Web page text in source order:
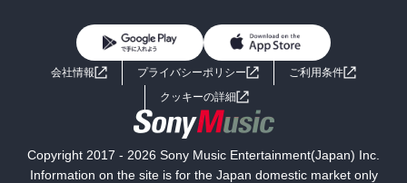
ライトノベル 男子向けラノベ
小説
海外小説
ミステリー SF
よくあるご質問 お問い合わせ
会社情報 プライバシーポリシー
ご利用条件
クッキーの詳細
Copyright 2017 - 2026 Sony Music Entertainment(Japan) Inc.
Information on the site is for the Japan domestic market only